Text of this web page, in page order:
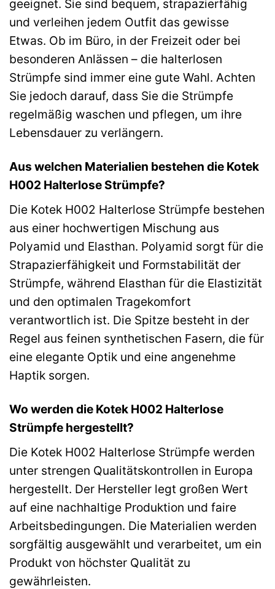
geeignet. Sie sind bequem, strapazierfähig
und verleihen jedem Outfit das gewisse
Etwas. Ob im Büro, in der Freizeit oder bei
besonderen Anlässen – die halterlosen
Strümpfe sind immer eine gute Wahl. Achten
Sie jedoch darauf, dass Sie die Strümpfe
regelmäßig waschen und pflegen, um ihre
Lebensdauer zu verlängern.
Aus welchen Materialien bestehen die Kotek
H002 Halterlose Strümpfe?
Die Kotek H002 Halterlose Strümpfe bestehen
aus einer hochwertigen Mischung aus
Polyamid und Elasthan. Polyamid sorgt für die
Strapazierfähigkeit und Formstabilität der
Strümpfe, während Elasthan für die Elastizität
und den optimalen Tragekomfort
verantwortlich ist. Die Spitze besteht in der
Regel aus feinen synthetischen Fasern, die für
eine elegante Optik und eine angenehme
Haptik sorgen.
Wo werden die Kotek H002 Halterlose
Strümpfe hergestellt?
Die Kotek H002 Halterlose Strümpfe werden
unter strengen Qualitätskontrollen in Europa
hergestellt. Der Hersteller legt großen Wert
auf eine nachhaltige Produktion und faire
Arbeitsbedingungen. Die Materialien werden
sorgfältig ausgewählt und verarbeitet, um ein
Produkt von höchster Qualität zu
gewährleisten.